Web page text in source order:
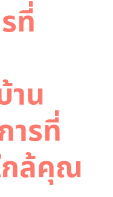
ที่
าน
ารที่
กล้คุณ